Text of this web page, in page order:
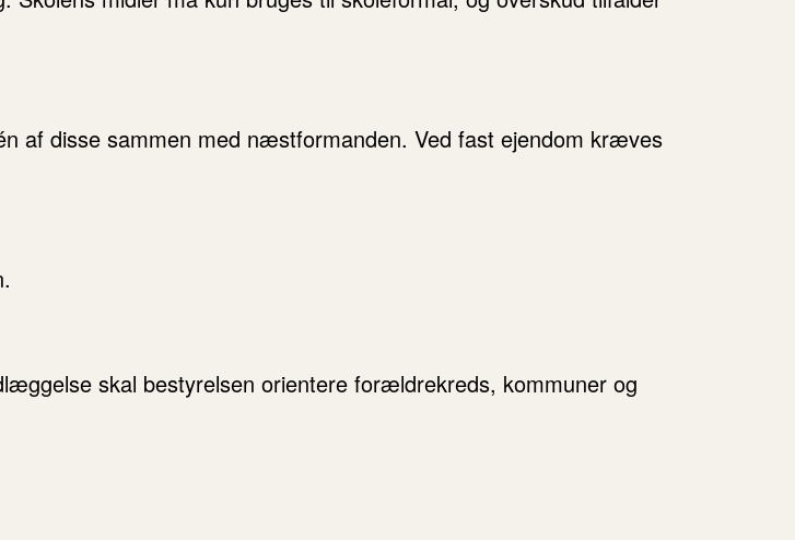
af disse sammen med næstformanden. Ved fast ejendom kræves
skal bestyrelsen orientere forældrekreds, kommuner og